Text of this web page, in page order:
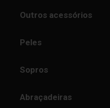
Outros acessórios
Peles
Sopros
Abraçadeiras